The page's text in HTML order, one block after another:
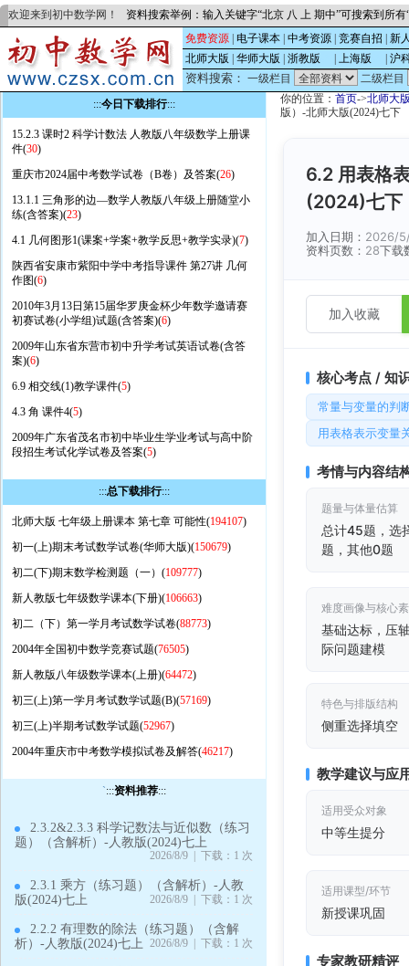
欢迎来到初中数学网！ 资料搜索举例：输入关键字“北京 八 上 期中”可搜索到所
免费资源 电子课本 中考资源 竞赛自招
新
北师大版
华师大版 浙教版 上海版 沪
资料搜索： 一级栏目
二级栏目
:::今日下载排行:::
15.2.3 课时2 科学计数法 人教版八年级数学上册课
件(30)
重庆市2024届中考数学试卷（B卷）及答案(26)
13.1.1 三角形的边—数学人教版八年级上册随堂小
练(含答案)(23)
4.1 几何图形1(课案+学案+教学反思+教学实录)(7)
陕西省安康市紫阳中学中考指导课件 第27讲 几何
作图(6)
2010年3月13日第15届华罗庚金杯少年数学邀请赛
初赛试卷(小学组)试题(含答案)(6)
2009年山东省东营市初中升学考试英语试卷(含答
案)(6)
6.9 相交线(1)教学课件(5)
4.3 角 课件4(5)
2009年广东省茂名市初中毕业生学业考试与高中阶
段招生考试化学试卷及答案(5)
:::总下载排行:::
北师大版 七年级上册课本 第七章 可能性(194107)
初一(上)期末考试数学试卷(华师大版)(150679)
初二(下)期末数学检测题（一）(109777)
新人教版七年级数学课本(下册)(106663)
初二（下）第一学月考试数学试卷(88773)
2004年全国初中数学竞赛试题(76505)
新人教版八年级数学课本(上册)(64472)
初三(上)第一学月考试数学试题(B)(57169)
初三(上)半期考试数学试题(52967)
2004年重庆市中考数学模拟试卷及解答(46217)
`:::资料推荐:::
2.3.2&2.3.3 科学记数法与近似数（练习
题）（含解析）-人教版(2024)七上
2026/8/9 | 下载：1 次
2.3.1 乘方（练习题）（含解析）-人教
版(2024)七上
2026/8/9 | 下载：1 次
2.2.2 有理数的除法（练习题）（含解
析）-人教版(2024)七上 2026/8/9 | 下载：1 次
你的位置： 首页->北师大
版）-北师大版(2024)七下
6.2 用表格
(2024)七下
加入日期： 2026/
资料页数： 28下载
加入收藏
核心考点 / 知
常量与变量的判
用表格表示变量
考情与内容结
题量与体量估算
总计45题，选
题，其他0题
难度画像与核心
基础达标，压
际问题建模
特色与排版结构
侧重选择填空
教学建议与应
适用受众对象
中等生提分
适用课型/环节
新授课巩固
专家教研精评